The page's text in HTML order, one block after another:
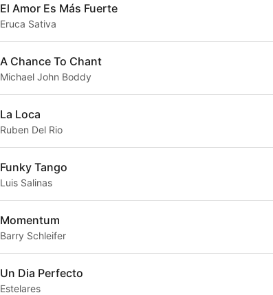
El Amor Es Más Fuerte
Eruca Sativa
A Chance To Chant
Michael John Boddy
La Loca
Ruben Del Rio
Funky Tango
Luis Salinas
Momentum
Barry Schleifer
Un Dia Perfecto
Estelares